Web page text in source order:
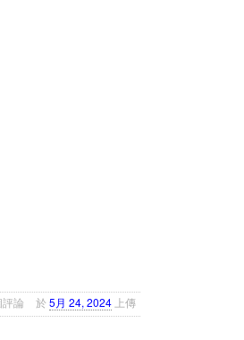
論 於5月 24, 2024 上傳